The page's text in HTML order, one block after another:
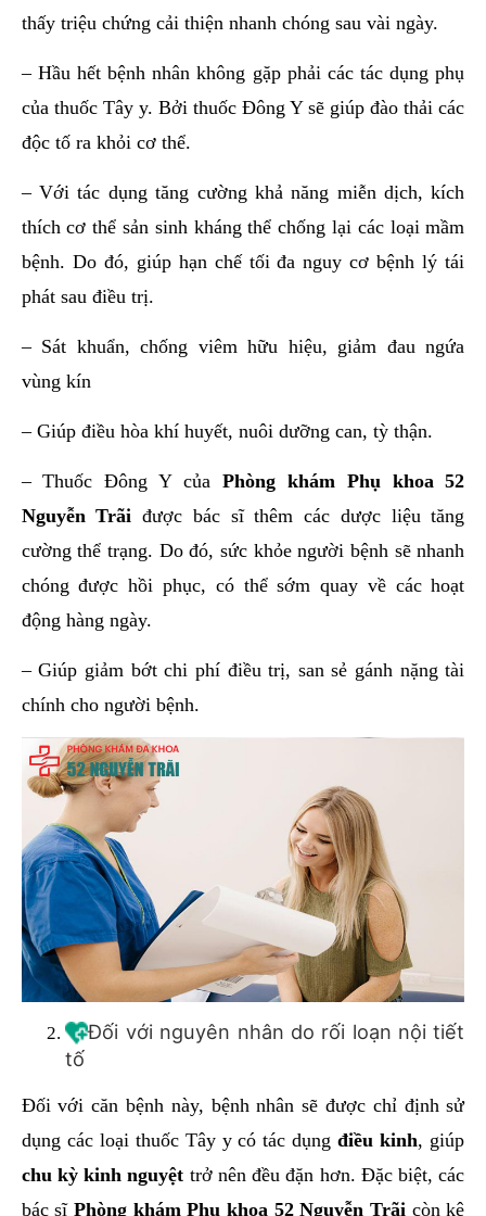
thấy triệu chứng cải thiện nhanh chóng sau vài ngày.
– Hầu hết bệnh nhân không gặp phải các tác dụng phụ
của thuốc Tây y. Bởi thuốc Đông Y sẽ giúp đào thải các
độc tố ra khỏi cơ thể.
– Với tác dụng tăng cường khả năng miễn dịch, kích
thích cơ thể sản sinh kháng thể chống lại các loại mầm
bệnh. Do đó, giúp hạn chế tối đa nguy cơ bệnh lý tái
phát sau điều trị.
– Sát khuẩn, chống viêm hữu hiệu, giảm đau ngứa
vùng kín
– Giúp điều hòa khí huyết, nuôi dưỡng can, tỳ thận.
– Thuốc Đông Y của Phòng khám Phụ khoa 52
Nguyễn Trãi được bác sĩ thêm các dược liệu tăng
cường thể trạng. Do đó, sức khỏe người bệnh sẽ nhanh
chóng được hồi phục, có thể sớm quay về các hoạt
động hàng ngày.
– Giúp giảm bớt chi phí điều trị, san sẻ gánh nặng tài
chính cho người bệnh.
Đối với nguyên nhân do rối loạn nội tiết
tố
Đối với căn bệnh này, bệnh nhân sẽ được chỉ định sử
dụng các loại thuốc Tây y có tác dụngđiều kinh, giúp
chu kỳ kinh nguyệt trở nên đều đặn hơn. Đặc biệt, các
bác sĩ Phòng khám Phụ khoa 52 Nguyễn Trãi còn kê